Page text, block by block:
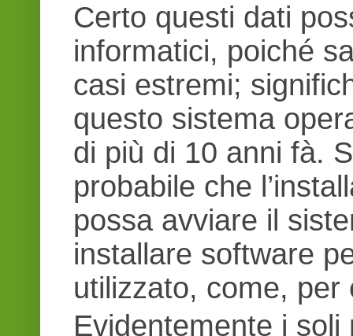
Certo questi dati
informatici, poiché
casi estremi;
questo sistema
di più di 10 anni fà.
probabile che
possa avviare il
installare software
utilizzato, come,
Evidentemente i